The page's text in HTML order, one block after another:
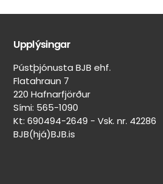
Upplýsingar
Pústþjónusta BJB ehf.
Flatahraun 7
220 Hafnarfjörður
Sími: 565-1090
Kt: 690494-2649 - Vsk. nr. 42286
BJB(hjá)BJB.is